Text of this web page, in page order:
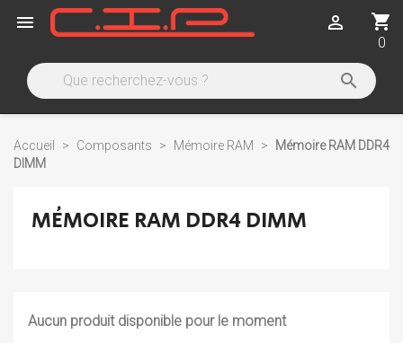
 shopping_cart
0


Accueil Composants Mémoire RAM
Mémoire RAM DDR4
DIMM
MÉMOIRE RAM DDR4 DIMM
Aucun produit disponible pour le moment